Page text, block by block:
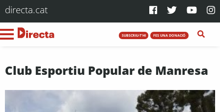
directa.cat
SUBSCRIU-T'HI FES UNA DONACIÓ
Club Esportiu Popular de Manresa